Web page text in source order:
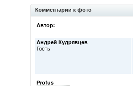
Комментарии к фото
Автор:
Андрей Кудрявцев
Гость
Profus